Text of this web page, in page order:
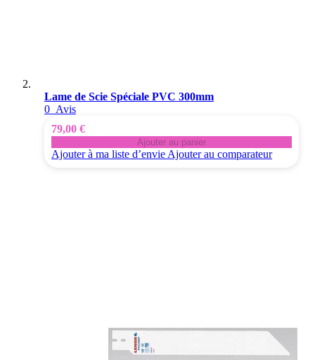
Lame de Scie Spéciale PVC 300mm
0 Avis
79,00 €
Ajouter au panier
Ajouter à ma liste d’envie Ajouter au comparateur